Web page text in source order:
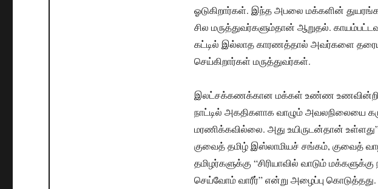
ஓடுகிறார்கள். இந்த அபலை மக்களின்
சில மருத்துவர்களும்தான் ஆறுதல்.
கட்டில் இல்லாத காரணத்தால் அவர்களை
செய்கிறார்கள் மருத்துவர்கள்.
இலட்சக்கணக்கான மக்கள் உண்ண உணவின்றி,
நாட்டில் அகதிகளாக வாழும் அவலநிலையை
மரணிக்கவில்லை. அது உயிருடன்தான்
குவைத் தமிழ் இஸ்லாமியச் சங்கம், குவைத்
தமிழர்களுக்கு “சிரியாவில் வாடும்
செய்வோம் வாரீர்” என்று அழைப்பு கொடுத்தது.